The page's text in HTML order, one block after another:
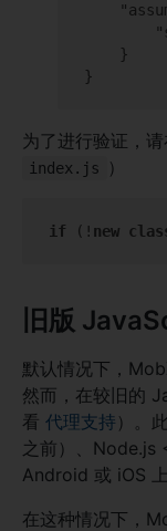
    }
为了进行验证，
index.js ）
if (! new
旧版
默认情况下，
然而，在较旧的
看 代理支持 ）。
之前）、Node.js
Android 或 iOS
在这种情况下，